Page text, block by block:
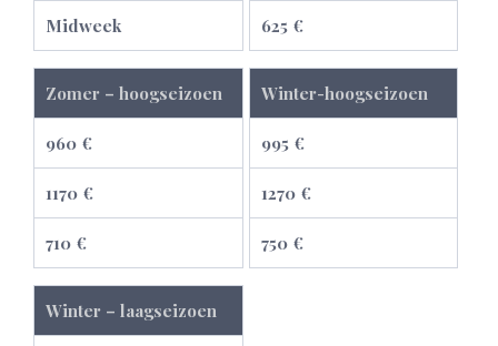
Midweek 625 €
Zomer – hoogseizoen
960 €
1170 €
710 €
Winter-hoogseizoen
995 €
1270 €
750 €
Winter – laagseizoen